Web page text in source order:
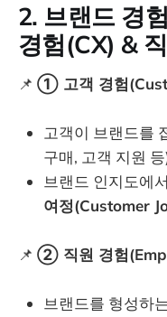
2. 브랜드 경
경험(CX) &
📌 ① 고객 경험
고객이 브랜드를
구매, 고객 지원
브랜드 인지도에
여정(Customer
📌 ② 직원 경험
브랜드를 형성하